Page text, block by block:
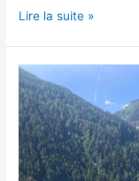
La
de
Comborcière
à
Saint-
Sorlin
Lire la suite »